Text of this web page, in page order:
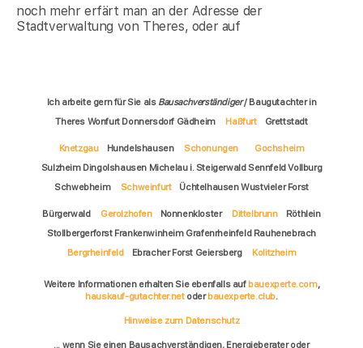
noch mehr erfärt man an der Adresse der
Stadtverwaltung von Theres, oder auf
Ich arbeite gern für Sie als Bausachverständiger/ Baugutachter in
Theres Wonfurt Donnersdorf Gädheim
Haßfurt Grettstadt
Knetzgau Hundelshausen Schonungen
Gochsheim
Sulzheim Dingolshausen Michelau i. Steigerwald Sennfeld Vollburg
Schwebheim
Schweinfurt Üchtelhausen Wustvieler Forst
Bürgerwald Gerolzhofen Nonnenkloster Dittelbrunn
Röthlein
Stollbergerforst Frankenwinheim Grafenrheinfeld Rauhenebrach
Bergrheinfeld
Ebracher Forst Geiersberg Kolitzheim
Weitere Informationen erhalten Sie ebenfalls auf bauexperte.com,
hauskauf-gutachter.netoderbauexperte.club.
Hinweise zum Datenschutz
... wenn Sie einen Bausachverständigen, Energieberater oder